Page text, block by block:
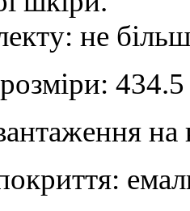
не
на